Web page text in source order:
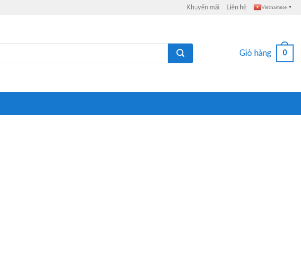
Khuyến mãi Liên hệ Vietnamese ▼
Giỏ hàng 0